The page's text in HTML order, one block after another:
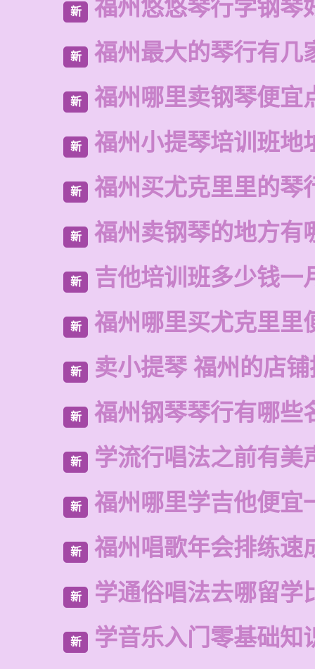
新 福州悠悠琴行学钢琴
新 福州最大的琴行有几
新 福州哪里卖钢琴便宜
新 福州小提琴培训班地
新 福州买尤克里里的琴
新 福州卖钢琴的地方有
新 吉他培训班多少钱一
新 福州哪里买尤克里里
新 卖小提琴 福州的店
新 福州钢琴琴行有哪些
新 学流行唱法之前有美
新 福州哪里学吉他便宜
新 福州唱歌年会排练速
新 学通俗唱法去哪留学
新 学音乐入门零基础知